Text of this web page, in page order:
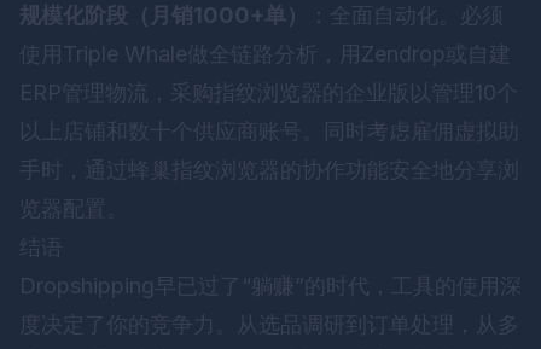
规模化阶段（月销1000+单）
：全面自动化。必须
使用Triple Whale做全链路分析，用Zendrop或自建
ERP管理物流，采购指纹浏览器的企业版以管理10个
以上店铺和数十个供应商账号。同时考虑雇佣虚拟助
手时，通过 蜂巢指纹浏览器 的协作功能安全地分享浏
览器配置。
结语
Dropshipping早已过了“躺赚”的时代，工具的使用深
度决定了你的竞争力。从选品调研到订单处理，从多